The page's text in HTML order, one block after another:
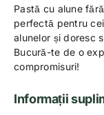
Pastă cu alune
perfectă pentru
alunelor și doresc
Bucură-te de o
compromisuri!
Informații